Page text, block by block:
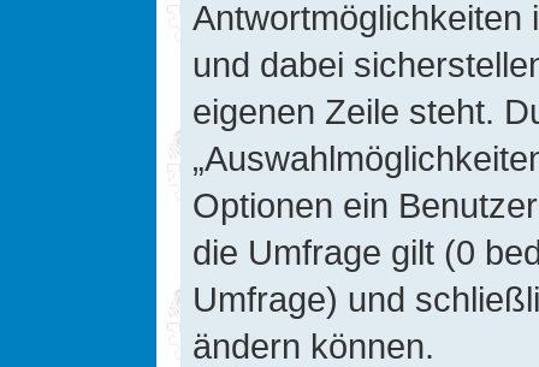
Antwortmöglichkeiten
und dabei
eigenen Zeile steht.
Optionen ein
die Umfrage gilt (0
Umfrage) und
ändern können.